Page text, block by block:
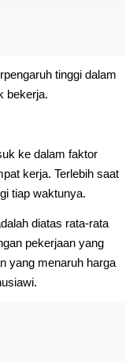
tinggi dalam
bekerja.
ke dalam faktor
kerja. Terlebih saat
tiap waktunya.
diatas rata-rata
pekerjaan yang
yang menaruh harga